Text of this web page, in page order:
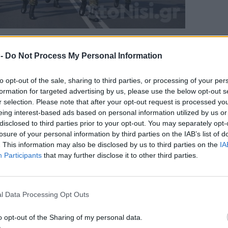
Do Not Process My Personal Information
opt-out of the sale, sharing to third parties, or processing of your
for targeted advertising by us, please use the below opt-out
selection. Please note that after your opt-out request is processed
interest-based ads based on personal information utilized by us
to third parties prior to your opt-out. You may separately
of your personal information by third parties on the IAB’s list of
This information may also be disclosed by us to third parties on the
Participants that may further disclose it to other third parties.
Data Processing Opt Outs
opt-out of the Sharing of my personal data.
και μαθήτριες όλων των βαθμίδων
και σωματεία καθώς και τα Σώματα
Εντυπωσιακή ήταν η παρουσία των
με άψογο βηματισμό μπροστά από
στιγμή αποτέλεσε η επίδειξη
φορά συμμετείχε η Μονάδα Επιδείξεων
πρωτοβουλία του διοικητή της,
γεγονός που καταχειροκροτήθηκε από το
στις εορταστικές εκδηλώσεις.